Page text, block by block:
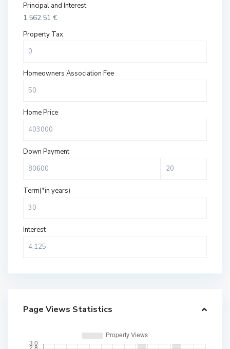
Principal and Interest
1,562.51 €
Property Tax
Homeowners Association Fee
Home Price
Down Payment
Term(*in years)
Interest
Page Views Statistics